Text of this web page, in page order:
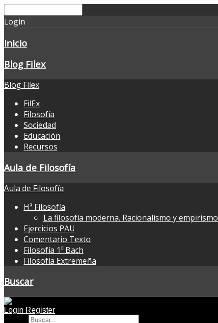
Login
Inicio
Blog Filex
Blog Filex
FilEx
Filosofía
Sociedad
Educación
Recursos
Aula de Filosofía
Aula de Filosofía
Hª Filosofía
La filosofía moderna. Racionalismo y empirismo
Ejercicios PAU
Comentario Texto
Filosofía 1º Bach
Filosofía Extremeña
Buscar
Login Register